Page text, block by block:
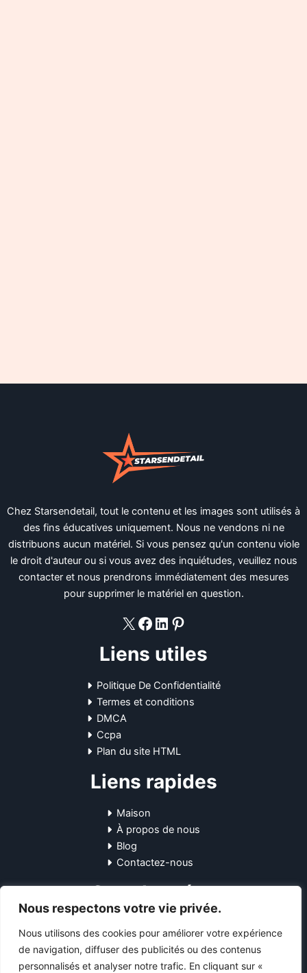
Nous respectons votre vie privée.
Nous utilisons des cookies pour améliorer votre expérience
de navigation, diffuser des publicités ou des contenus
personnalisés et analyser notre trafic. En cliquant sur «
Chez Starsendetail, tout le contenu et les images sont utilisés à
des fins éducatives uniquement. Nous ne vendons ni ne
distribuons aucun matériel. Si vous pensez qu'un contenu viole
le droit d'auteur ou si vous avez des inquiétudes, veuillez nous
contacter et nous prendrons immédiatement des mesures
pour supprimer le matériel en question.
X Facebook LinkedIn Pinterest
Liens utiles
Politique De Confidentialité
Termes et conditions
DMCA
Ccpa
Plan du site HTML
Liens rapides
Maison
À propos de nous
Blog
Contactez-nous
Coordonnées
10-12 Pl. Général Leclerc, 45170
Neuville-aux-Bois, France
+33745751531